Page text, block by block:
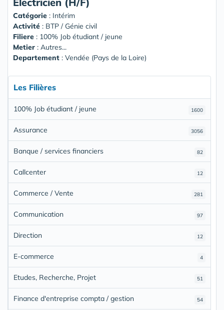
Catégorie : Intérim
Activité : BTP / Génie civil
Filiere : 100% Job étudiant / jeune
Metier : Autres...
Departement : Vendée (Pays de la Loire)
Les Filières
1600
100% Job étudiant / jeune
3056
Assurance
82
Banque / services financiers
12
Callcenter
281
Commerce / Vente
97
Communication
12
Direction
4
E-commerce
51
Etudes, Recherche, Projet
54
Finance d'entreprise compta / gestion